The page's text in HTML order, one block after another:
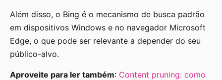
Além disso, o Bing é o mecanismo de busca padrão
em dispositivos Windows e no navegador Microsoft
Edge, o que pode ser relevante a depender do seu
público-alvo.
Aproveite para ler também: Content pruning: como